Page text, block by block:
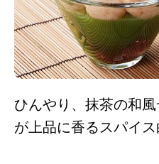
ひんやり、抹茶の和
が上品に香るスパイス